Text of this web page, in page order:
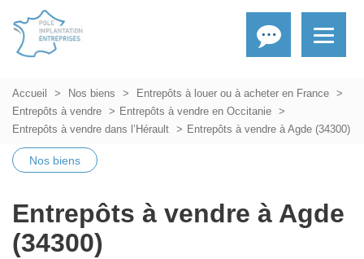
Accueil Nos biens
Entrepôts à louer ou à acheter en France
Entrepôts à vendre
Entrepôts à vendre en Occitanie
Entrepôts à vendre dans l’Hérault
Entrepôts à vendre à Agde (34300)
Nos biens
Entrepôts à vendre à Agde
(34300)